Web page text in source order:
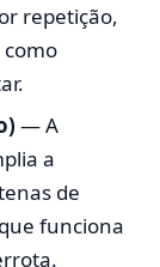
repetição,
como
— A
a
de
funciona